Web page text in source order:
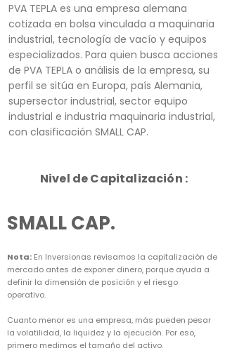
PVA TEPLA es una empresa alemana
cotizada en bolsa vinculada a maquinaria
industrial, tecnología de vacío y equipos
especializados. Para quien busca acciones
de PVA TEPLA o análisis de la empresa, su
perfil se sitúa en Europa, país Alemania,
supersector industrial, sector equipo
industrial e industria maquinaria industrial,
con clasificación SMALL CAP.
Nivel de Capitalización :
SMALL CAP.
Nota: En Inversionas revisamos la capitalización de
mercado antes de exponer dinero, porque ayuda a
definir la dimensión de posición y el riesgo
operativo.
Cuanto menor es una empresa, más pueden pesar
la volatilidad, la liquidez y la ejecución. Por eso,
primero medimos el tamaño del activo.